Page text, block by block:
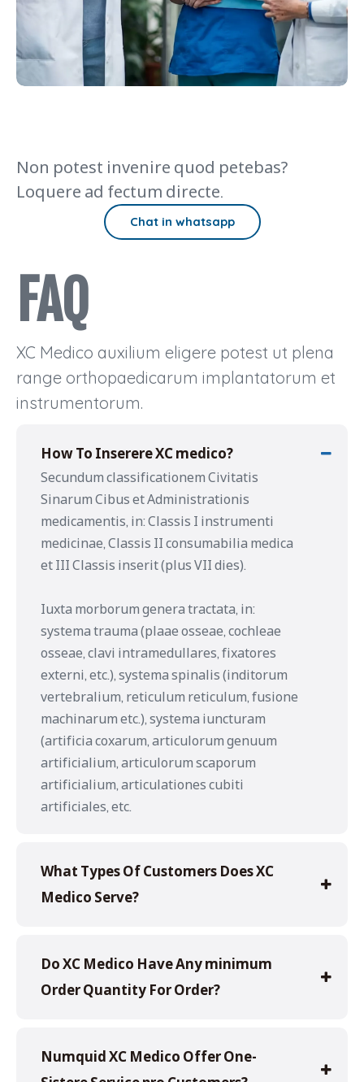
productos,
qualitatem
implantandi,
instrumentum
convenientiae,
producto
perfectione
per
laminas,
clavos,
capa
vera
fabricandi.
instrumentis
procedendi
specialibus,
documentis
moderantibus,
certae
Non potest invenire quod petebas?
Loquere ad fectum directe.
Chat in whatsapp
FAQ
XC Medico auxilium eligere potest ut plena
range orthopaedicarum implantatorum et
instrumentorum.
How To Inserere XC medico?
Secundum classificationem Civitatis
Sinarum Cibus et Administrationis
medicamentis, in: Classis I instrumenti
medicinae, Classis II consumabilia medica
et III Classis inserit (plus VII dies).
Iuxta morborum genera tractata, in:
systema trauma (plaae osseae, cochleae
osseae, clavi intramedullares, fixatores
externi, etc.), systema spinalis (inditorum
vertebralium, reticulum reticulum, fusione
machinarum etc.), systema iuncturam
(artificia coxarum, articulorum genuum
artificialium, articulorum scaporum
artificialium, articulationes cubiti
artificiales, etc.
What Types Of Customers Does XC
Medico Serve?
Do XC Medico Have Any minimum
Order Quantity For Order?
Numquid XC Medico Offer One-